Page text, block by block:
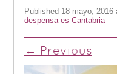
Published 18 mayo, 2016
despensa es Cantabria
← Previous